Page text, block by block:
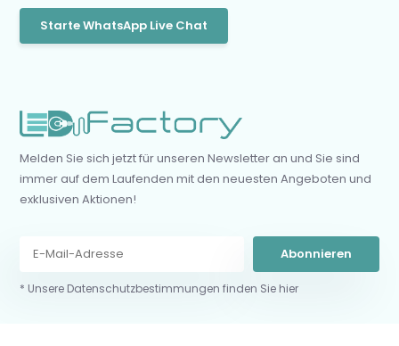
Starte WhatsApp Live Chat
Melden Sie sich jetzt für unseren Newsletter an und Sie sind
immer auf dem Laufenden mit den neuesten Angeboten und
exklusiven Aktionen!
Abonnieren
* Unsere Datenschutzbestimmungen finden Sie hier